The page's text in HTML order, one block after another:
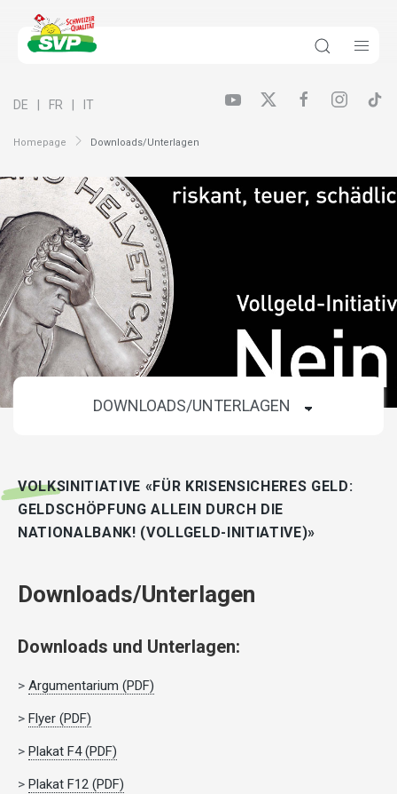
Homepage Downloads/Unterlagen
DE FR IT
VOLKSINITIATIVE «FÜR KRISENSICHERES GELD:
GELDSCHÖPFUNG ALLEIN DURCH DIE
NATIONALBANK! (VOLLGELD-INITIATIVE)»
Downloads/Unterlagen
Downloads und Unterlagen:
> Argumentarium (PDF)
> Flyer (PDF)
> Plakat F4 (PDF)
> Plakat F12 (PDF)